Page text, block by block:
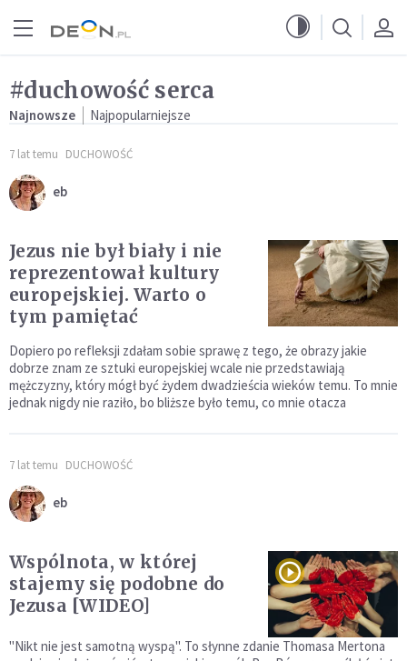
#duchowość serca
Najnowsze Najpopularniejsze
7 lat temu DUCHOWOŚĆ
eb
Jezus nie był biały i nie
reprezentował kultury
europejskiej. Warto o
tym pamiętać
Dopiero po refleksji zdałam sobie sprawę z tego, że obrazy jakie
dobrze znam ze sztuki europejskiej wcale nie przedstawiają
mężczyzny, który mógł być żydem dwadzieścia wieków temu. To mnie
jednak nigdy nie raziło, bo bliższe było temu, co mnie otacza
7 lat temu DUCHOWOŚĆ
eb
Wspólnota, w której
stajemy się podobne do
Jezusa [WIDEO]
"Nikt nie jest samotną wyspą". To słynne zdanie Thomasa Mertona